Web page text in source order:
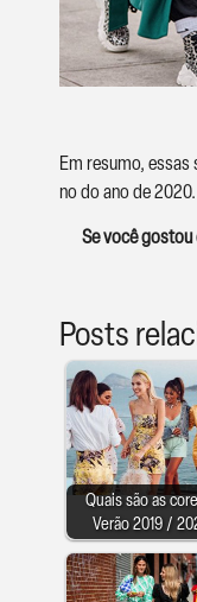
Em resumo,
no do ano de
Se você gostou
Posts
Quais são as
Verão 2019 /